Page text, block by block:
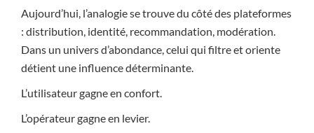
Aujourd’hui, l’analogie se trouve du côté des plateformes
: distribution, identité, recommandation, modération.
Dans un univers d’abondance, celui qui filtre et oriente
détient une influence déterminante.
L’utilisateur gagne en confort.
L’opérateur gagne en levier.